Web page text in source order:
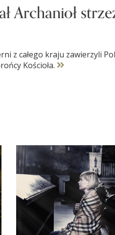
Archanioł
z całego kraju zawierzyli
Kościoła.